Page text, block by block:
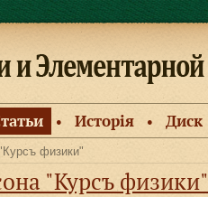
● Исторiя ● Диск
физики"
"Курсъ физики"